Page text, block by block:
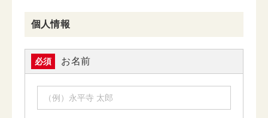
個人情報
必須 お名前